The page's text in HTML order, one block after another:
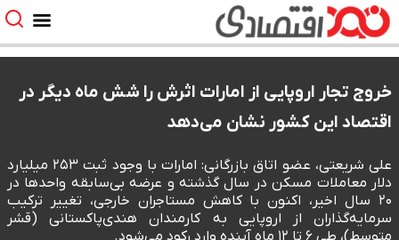
خروج تجار اروپایی از امارات اثرش را شش ماه دیگر در
اقتصاد این کشور نشان می‌دهد
علی شریعتی، عضو اتاق بازرگانی: امارات با وجود ثبت ۲۵۳ میلیارد
دلار معاملات مسکن در سال گذشته و عرضه بی‌سابقه واحدها در
۲۰ سال اخیر، اکنون با کاهش مستاجران خارجی، تغییر ترکیب
سرمایه‌گذاران از اروپایی به کارمندان هندی‌پاکستانی (قشر
متوسط)، طی ۶ تا ۱۲ ماه آینده وارد رکود می‌شود.